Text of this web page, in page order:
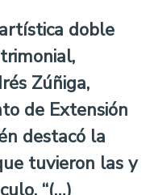
doble
Zúñiga,
de Extensión
destacó la
tuvieron las y
“(…)